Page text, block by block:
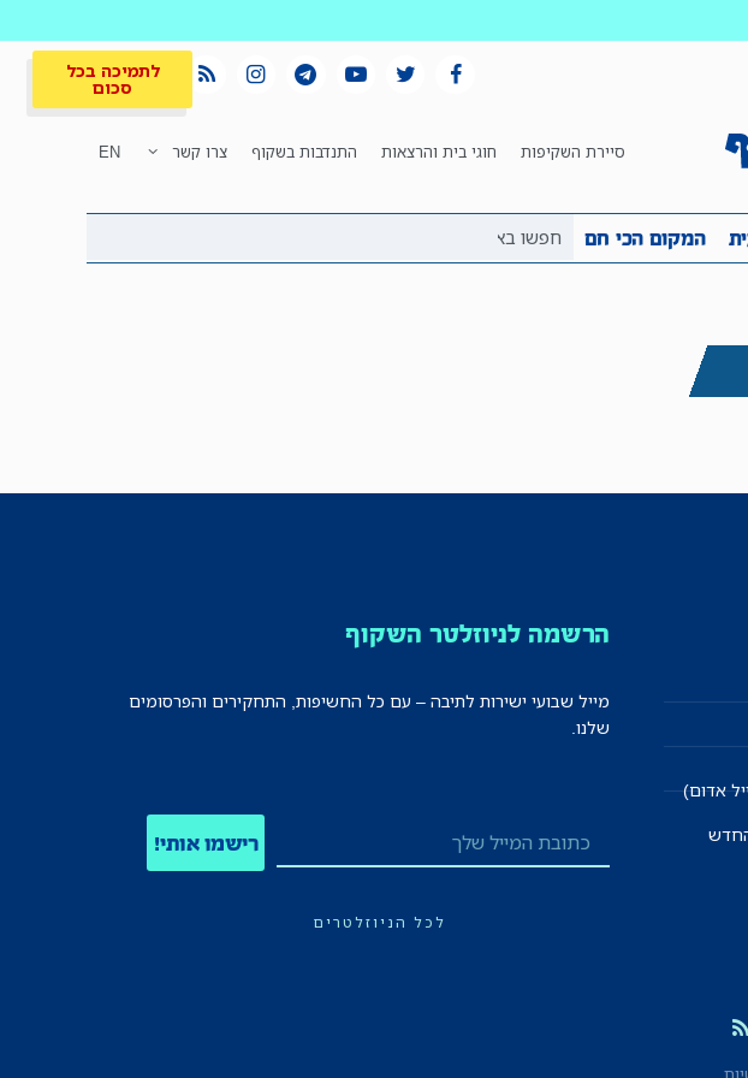
לתמיכה בכל
סכום
סיירת השקיפות חוגי בית והרצאות התנדבות בשקוף צרו קשר EN
המקום הכי חם
הכתבות העין השביעית המקום הכי חם לתמיכה בכל
אדום)
הרשמה לניוזלטר השקוף
מייל שבועי ישירות לתיבה – עם כל החשיפות, התחקירים והפרסומים
שלנו.
רישמו אותי!
לכל הניוזלטרים